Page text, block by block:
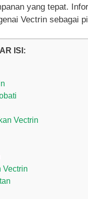
yang tepat.
Vectrin sebagai
ISI:
Vectrin
Vectrin